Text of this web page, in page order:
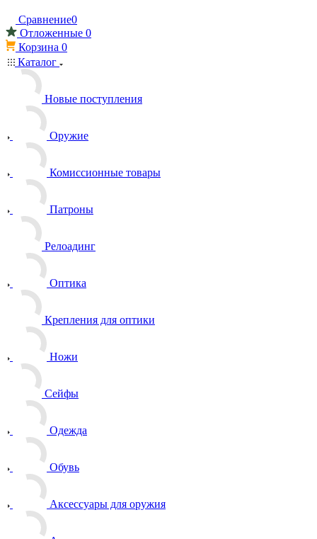
Сравнение0
Отложенные 0
Корзина 0
Каталог
Новые поступления
Оружие
Комиссионные товары
Патроны
Релоадинг
Оптика
Крепления для оптики
Ножи
Сейфы
Одежда
Обувь
Аксессуары для оружия